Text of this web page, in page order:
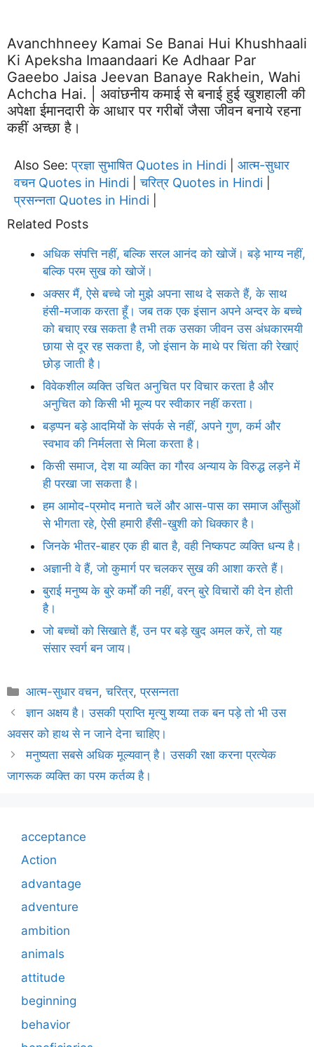
Avanchhneey Kamai Se Banai Hui Khushhaali
Ki Apeksha Imaandaari Ke Adhaar Par
Gaeebo Jaisa Jeevan Banaye Rakhein, Wahi
Achcha Hai. | अवांछनीय कमाई से बनाई हुई खुशहाली की
अपेक्षा ईमानदारी के आधार पर गरीबों जैसा जीवन बनाये रहना
कहीं अच्छा है।
Also See:प्रज्ञा सुभाषित Quotes in Hindi
आत्म-सुधार
वचन Quotes in Hindi |चरित्र Quotes in Hindi
प्रसन्नता Quotes in Hindi
Related Posts
अधिक संपत्ति नहीं, बल्कि सरल आनंद को खोजें। बड़े भाग्य नहीं,
बल्कि परम सुख को खोजें।
अक्सर मैं, ऐसे बच्चे जो मुझे अपना साथ दे सकते हैं, के साथ
हंसी-मजाक करता हूँ। जब तक एक इंसान अपने अन्दर के बच्चे
को बचाए रख सकता है तभी तक उसका जीवन उस अंधकारमयी
छाया से दूर रह सकता है, जो इंसान के माथे पर चिंता की रेखाएं
छोड़ जाती है।
विवेकशील व्यक्ति उचित अनुचित पर विचार करता है और
अनुचित को किसी भी मूल्य पर स्वीकार नहीं करता।
बड़प्पन बड़े आदमियों के संपर्क से नहीं, अपने गुण, कर्म और
स्वभाव की निर्मलता से मिला करता है।
किसी समाज, देश या व्यक्ति का गौरव अन्याय के विरुद्ध लड़ने में
ही परखा जा सकता है।
हम आमोद-प्रमोद मनाते चलें और आस-पास का समाज आँसुओं
से भीगता रहे, ऐसी हमारी हँसी-खुशी को धिक्कार है।
जिनके भीतर-बाहर एक ही बात है, वही निष्कपट व्यक्ति धन्य है।
अज्ञानी वे हैं, जो कुमार्ग पर चलकर सुख की आशा करते हैं।
बुराई मनुष्य के बुरे कर्मों की नहीं, वरन् बुरे विचारों की देन होती
है।
जो बच्चों को सिखाते हैं, उन पर बड़े खुद अमल करें, तो यह
संसार स्वर्ग बन जाय।
Categories
आत्म-सुधार वचन,चरित्र,प्रसन्नता
ज्ञान अक्षय है। उसकी प्राप्ति मृत्यु शय्या तक बन पड़े तो भी उस
अवसर को हाथ से न जाने देना चाहिए।
मनुष्यता सबसे अधिक मूल्यवान् है। उसकी रक्षा करना प्रत्येक
जागरूक व्यक्ति का परम कर्तव्य है।
acceptance
Action
advantage
adventure
ambition
animals
attitude
beginning
behavior